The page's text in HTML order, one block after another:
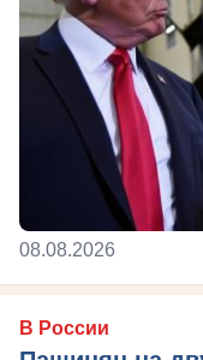
08.08.2026
В России